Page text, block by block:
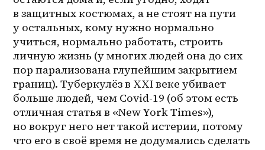
в защитных костюмах, а не стоят на пути
у остальных, кому нужно нормально
учиться, нормально работать, строить
личную жизнь (у многих людей она до сих
пор парализована глупейшим закрытием
границ). Туберкулёз в XXI веке убивает
больше людей, чем Covid-19 (об этом есть
отличная статья в «New York Times»),
но вокруг него нет такой истерии, потому
что его в своё время не додумались сделать